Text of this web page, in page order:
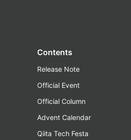
Contents
Release Note
Official Event
Official Column
Advent Calendar
Qiita Tech Festa